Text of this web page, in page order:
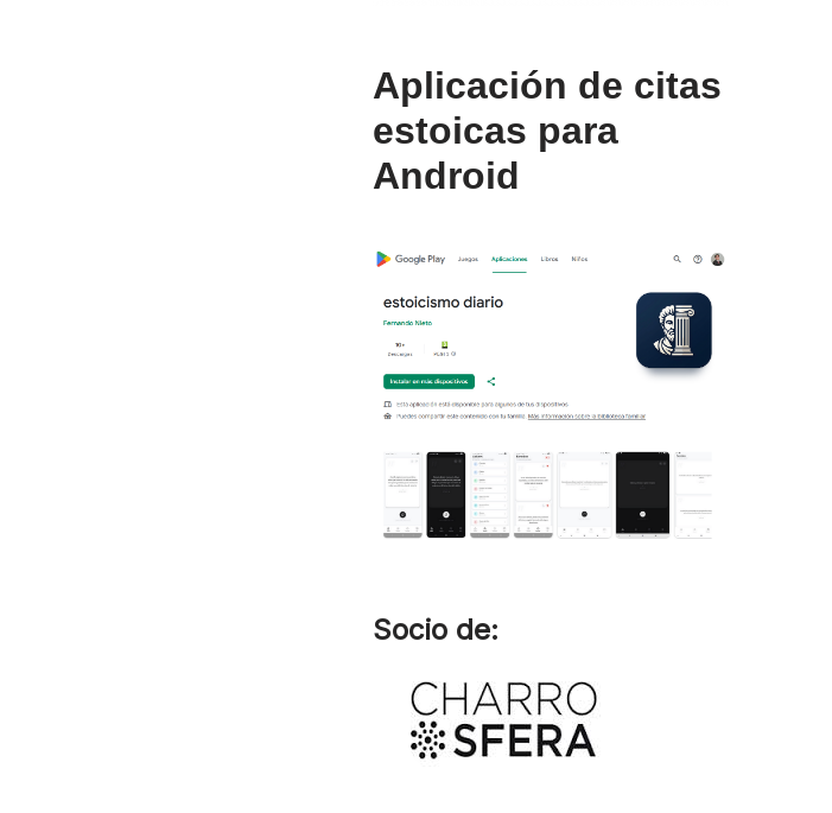
Aplicación de citas
estoicas para
Android
Socio de: